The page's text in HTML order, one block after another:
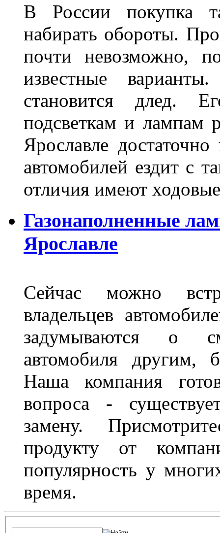
В России покупка
набирать обороты.
почти невозможно,
известные
становится длед.
подсветкам и лампам
Ярославле
автомобилей ездит с
отличия имеют
Газонаполненные
Ярославле
Сейчас можно
владельцев
задумываются о
автомобиля другим,
Наша компания
вопроса -
замену.
продукту от
популярность у
время.